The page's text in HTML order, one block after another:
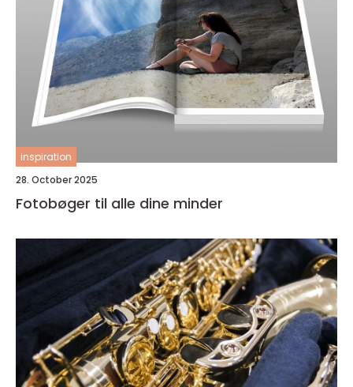
inspiration
28. October 2025
Fotobøger til alle dine minder